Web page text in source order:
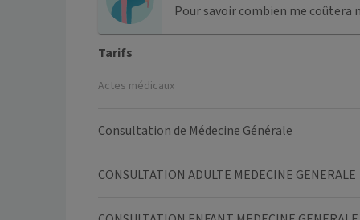
Pour savoir combien me coûtera
Tarifs
Actes médicaux
Consultation de Médecine Générale
CONSULTATION ADULTE MEDECINE GENERALE